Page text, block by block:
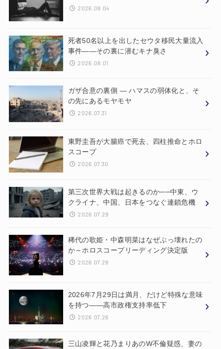
2026.08.04
死者50名以上を出したセウタ移民大量流入
事件——その裏に潜むキナ臭さ
2026.08.01
ガザ合意の裏側 ― ハマスの弱体化と、そ
の先にあるモヤモヤ
2026.07.31
東野圭吾が大腸癌で死去、四柱推命とホロ
スコープ
2026.07.30
第三次世界大戦は起きるのか──中東、ウ
クライナ、中国、日本をつなぐ連鎖危機
2026.07.29
稀代の歌姫・中森明菜はなぜぶっ壊れたの
か～ホロスコープリーディング決定版
2026.07.28
2026年7月29日は満月、だけど特殊な意味
を持つ——高市政権支持率低下
2026.07.26
三山凌輝と花乃まりあのW不倫疑惑、妻の